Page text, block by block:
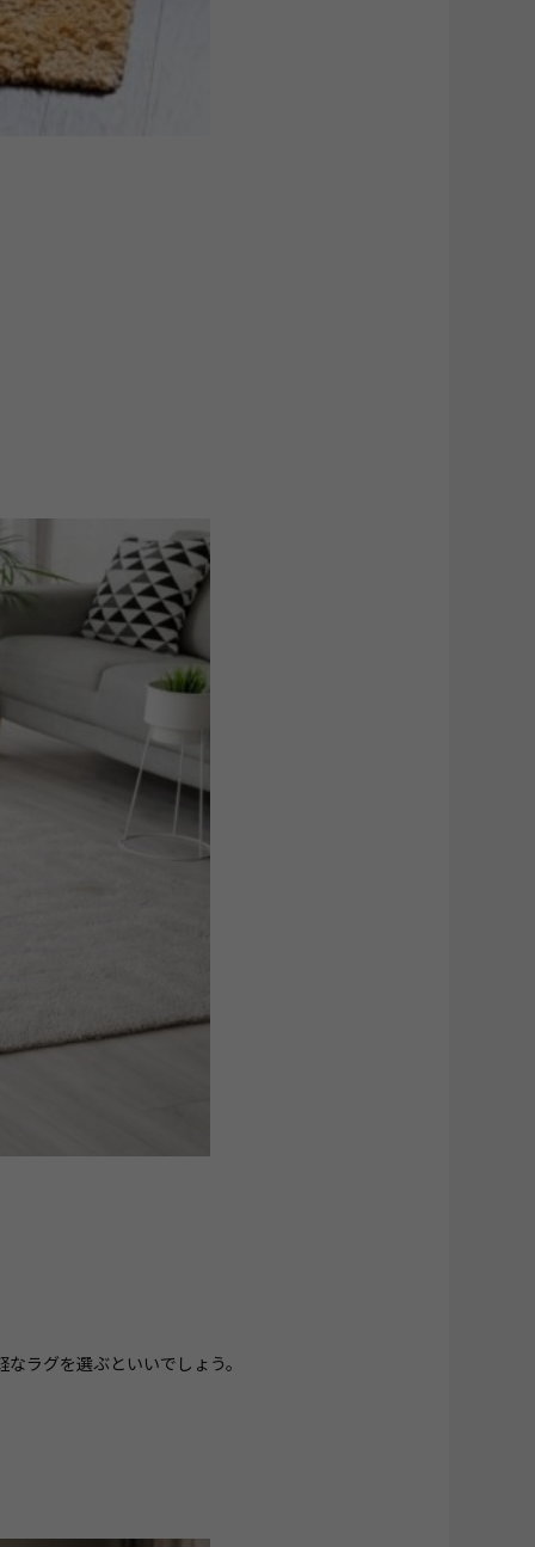
ラグを選ぶといいでしょう。